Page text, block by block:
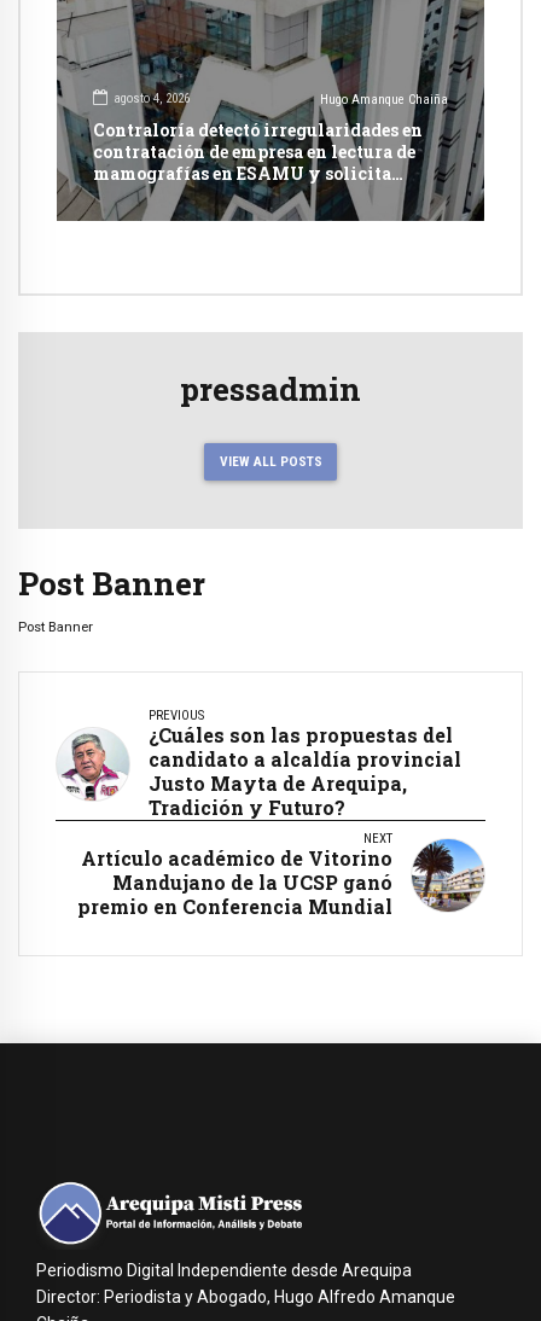
agosto 4, 2026 Hugo Amanque Chaiña
Contraloría detectó irregularidades en
contratación de empresa en lectura de
mamografías en ESAMU y solicita
acciones penales contra funcionarios
pressadmin
VIEW ALL POSTS
Post Banner
Post Banner
PREVIOUS
¿Cuáles son las propuestas del
candidato a alcaldía provincial
Justo Mayta de Arequipa,
Tradición y Futuro?
NEXT
Artículo académico de Vitorino
Mandujano de la UCSP ganó
premio en Conferencia Mundial
Periodismo Digital Independiente desde Arequipa
Director: Periodista y Abogado, Hugo Alfredo Amanque